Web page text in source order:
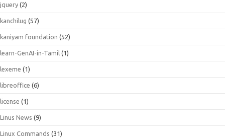
jquery (2)
kanchilug (57)
kaniyam foundation (52)
learn-GenAI-in-Tamil (1)
lexeme (1)
libreoffice (6)
license (1)
Linus News (9)
Linux Commands (31)